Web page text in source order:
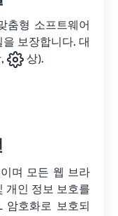
춤형 소프트웨어
보장합니다. 대
상).
며 모든 웹 브라
개인 정보 보호를
암호화로 보호되